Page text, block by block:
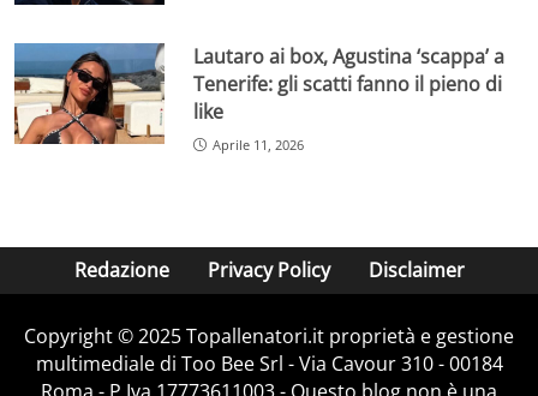
Lautaro ai box, Agustina ‘scappa’ a
Tenerife: gli scatti fanno il pieno di
like
Aprile 11, 2026
Redazione Privacy Policy Disclaimer
Copyright © 2025 Topallenatori.it proprietà e gestione
multimediale di Too Bee Srl - Via Cavour 310 - 00184